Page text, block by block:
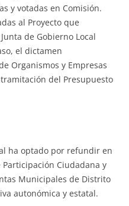
y votadas en Comisión.
al Proyecto que
de Gobierno Local
el dictamen
Organismos y Empresas
del Presupuesto
ha optado por refundir en
Ciudadana y
Municipales de Distrito
autonómica y estatal.